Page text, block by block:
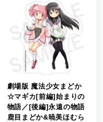
劇場版 魔法少女まどか
☆マギカ[前編]始まりの
物語／[後編]永遠の物語
鹿目まどか&暁美ほむら